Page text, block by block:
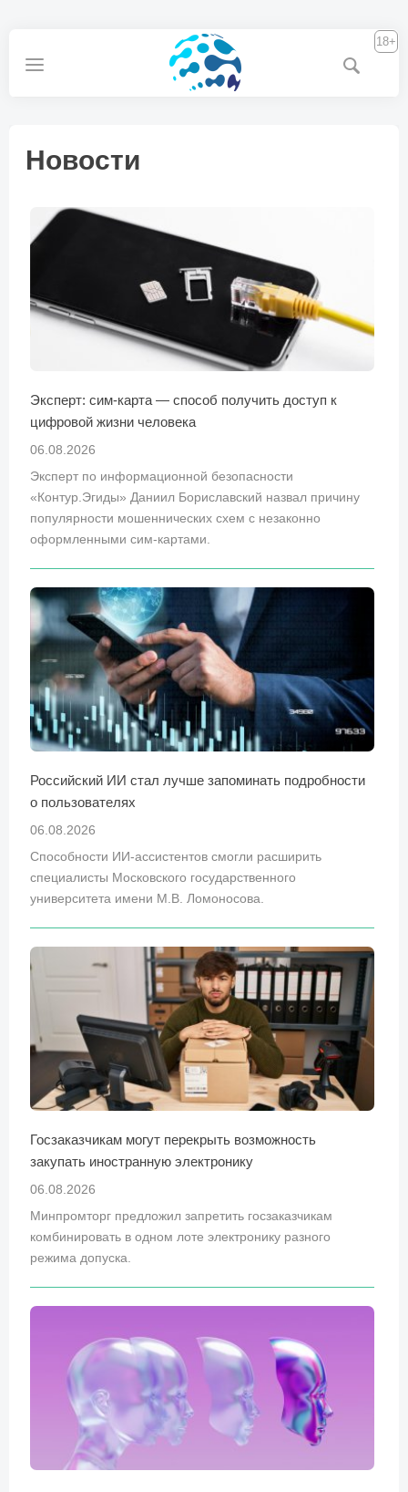
18+
Новости
Эксперт: сим-карта — способ получить доступ к
цифровой жизни человека
06.08.2026
Эксперт по информационной безопасности
«Контур.Эгиды» Даниил Бориславский назвал причину
популярности мошеннических схем с незаконно
оформленными сим-картами.
Российский ИИ стал лучше запоминать подробности
о пользователях
06.08.2026
Способности ИИ-ассистентов смогли расширить
специалисты Московского государственного
университета имени М.В. Ломоносова.
Госзаказчикам могут перекрыть возможность
закупать иностранную электронику
06.08.2026
Минпромторг предложил запретить госзаказчикам
комбинировать в одном лоте электронику разного
режима допуска.